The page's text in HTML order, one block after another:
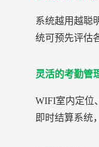
系统越用越聪
统可预先评估
灵活的考勤管
WIFI室内定位
即时结算系统